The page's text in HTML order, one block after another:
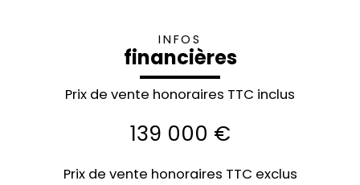
INFOS
financières
Prix de vente honoraires TTC inclus
139 000 €
Prix de vente honoraires TTC exclus